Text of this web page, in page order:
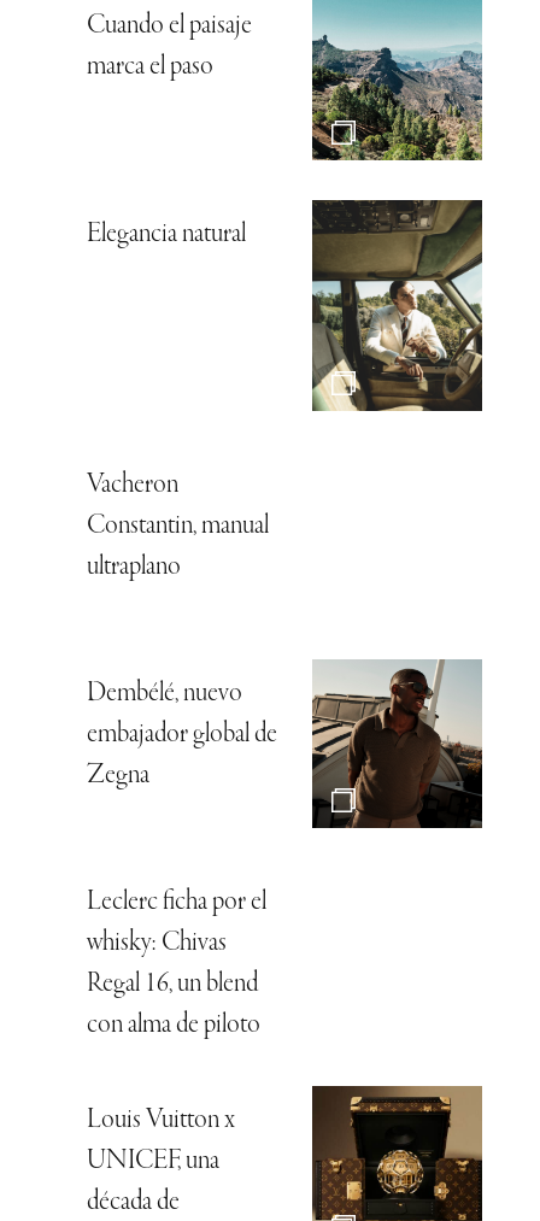
Cuando el paisaje
marca el paso
Elegancia natural
Vacheron
Constantin, manual
ultraplano
Dembélé, nuevo
embajador global de
Zegna
Leclerc ficha por el
whisky: Chivas
Regal 16, un blend
con alma de piloto
Louis Vuitton x
UNICEF, una
década de